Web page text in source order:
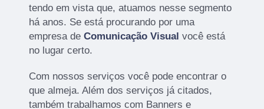
tendo em vista que, atuamos nesse segmento
há anos. Se está procurando por uma
empresa deComunicação Visual você está
no lugar certo.
Com nossos serviços você pode encontrar o
que almeja. Além dos serviços já citados,
também trabalhamos com Banners e